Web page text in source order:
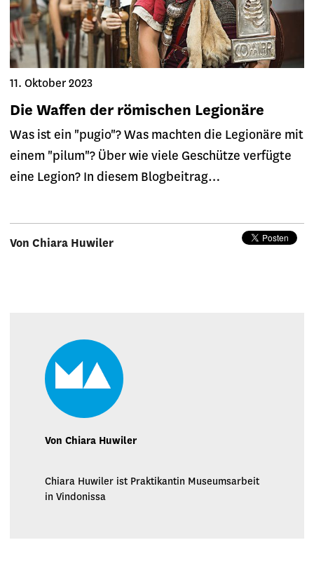
11. Oktober 2023
Die Waffen der römischen Legionäre
Was ist ein "pugio"? Was machten die Legionäre mit
einem "pilum"? Über wie viele Geschütze verfügte
eine Legion? In diesem Blogbeitrag…
Von Chiara Huwiler
Von Chiara Huwiler
Chiara Huwiler ist Praktikantin Museumsarbeit
in Vindonissa